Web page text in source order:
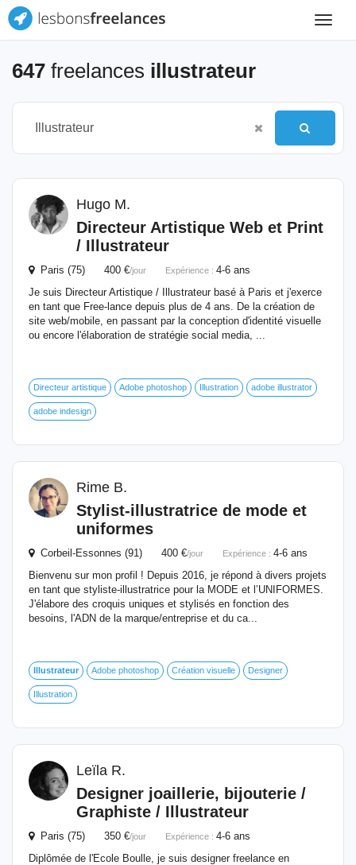
Toggle
647 freelances illustrateur
Hugo M.
Directeur Artistique Web et Print
/ Illustrateur
Paris (75) 400 €/jour Expérience : 4-6 ans
Je suis Directeur Artistique / Illustrateur basé à Paris et j'exerce
en tant que Free-lance depuis plus de 4 ans. De la création de
site web/mobile, en passant par la conception d'identité visuelle
ou encore l'élaboration de stratégie social media, ...
Directeur artistique Adobe photoshop Illustration adobe illustrator
adobe indesign
Rime B.
Stylist-illustratrice de mode et
uniformes
Corbeil-Essonnes (91) 400 €/jour Expérience : 4-6 ans
Bienvenu sur mon profil ! Depuis 2016, je répond à divers projets
en tant que styliste-illustratrice pour la MODE et l’UNIFORMES.
J'élabore des croquis uniques et stylisés en fonction des
besoins, l'ADN de la marque/entreprise et du ca...
Illustrateur Adobe photoshop Création visuelle Designer
Illustration
Leïla R.
Designer joaillerie, bijouterie /
Graphiste / Illustrateur
Paris (75) 350 €/jour Expérience : 4-6 ans
Diplômée de l'Ecole Boulle, je suis designer freelance en